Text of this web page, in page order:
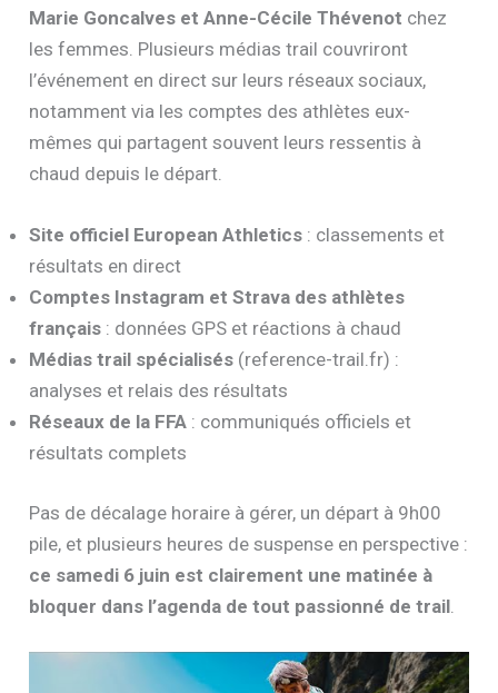
Marie Goncalves et Anne-Cécile Thévenot chez
les femmes. Plusieurs médias trail couvriront
l’événement en direct sur leurs réseaux sociaux,
notamment via les comptes des athlètes eux-
mêmes qui partagent souvent leurs ressentis à
chaud depuis le départ.
Site officiel European Athletics : classements et
résultats en direct
Comptes Instagram et Strava des athlètes
français : données GPS et réactions à chaud
Médias trail spécialisés (reference-trail.fr) :
analyses et relais des résultats
Réseaux de la FFA : communiqués officiels et
résultats complets
Pas de décalage horaire à gérer, un départ à 9h00
pile, et plusieurs heures de suspense en perspective :
ce samedi 6 juin est clairement une matinée à
bloquer dans l’agenda de tout passionné de trail